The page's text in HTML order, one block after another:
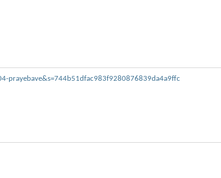
prayebave&s=744b51dfac983f9280876839da4a9ffc